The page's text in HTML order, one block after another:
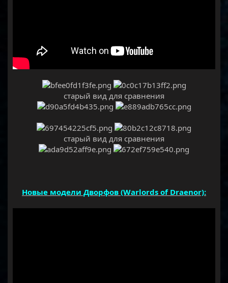
старый вид для сравнения
старый вид для сравнения
Новые модели Дворфов (Warlords of Draenor):